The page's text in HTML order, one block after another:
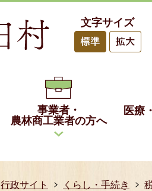
文字サイズ
事業者・
農林商工業者の方へ
医療
行政サイト くらし・手続き